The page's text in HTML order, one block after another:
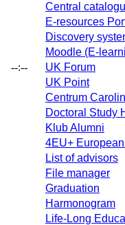
--:--
Central
E-resources
Discovery
Moodle (E-
UK Forum
UK Point
Centrum
Doctoral Study
Klub Alumni
4EU+
List of advisors
File manager
Graduation
Harmonogram
Life-Long